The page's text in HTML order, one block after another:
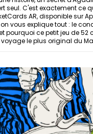
seul. C'est exactement ce
AR, disponible sur
vous explique tout : le
pourquoi ce petit jeu de 52
le plus original du